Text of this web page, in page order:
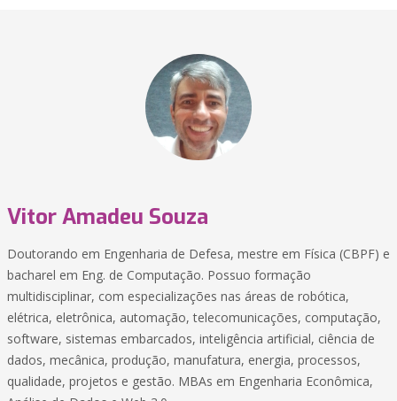
Vitor Amadeu Souza
Doutorando em Engenharia de Defesa, mestre em Física (CBPF) e
bacharel em Eng. de Computação. Possuo formação
multidisciplinar, com especializações nas áreas de robótica,
elétrica, eletrônica, automação, telecomunicações, computação,
software, sistemas embarcados, inteligência artificial, ciência de
dados, mecânica, produção, manufatura, energia, processos,
qualidade, projetos e gestão. MBAs em Engenharia Econômica,